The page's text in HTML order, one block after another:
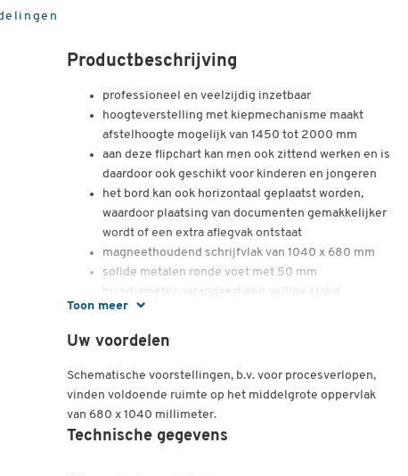
Toon meer
Productbeschrijving
professioneel en veelzijdig inzetbaar
hoogteverstelling met kiepmechanisme maakt
afstelhoogte mogelijk van 1450 tot 2000 mm
aan deze flipchart kan men ook zittend werken en is
daardoor ook geschikt voor kinderen en jongeren
het bord kan ook horizontaal geplaatst worden,
waardoor plaatsing van documenten gemakkelijker
wordt of een extra aflegvak ontstaat
magneethoudend schrijfvlak van 1040 x 680 mm
solide metalen ronde voet met 50 mm
buisdiameter garandeert een veilige stand
stevige wielen, afzonderlijk vastzetbaar
ergonomisch gevormd onderstel voor werken met
snelwisselblokhouder met klapmechaniek, voor alle
gangbare flipchartblokken
goede beschrijvings- en wiseigenschappen dankzij
poedercoating
Uw voordelen
Schematische voorstellingen, b.v. voor procesverlopen,
vinden voldoende ruimte op het middelgrote oppervlak
van 680 x 1040 millimeter.
Technische gegevens